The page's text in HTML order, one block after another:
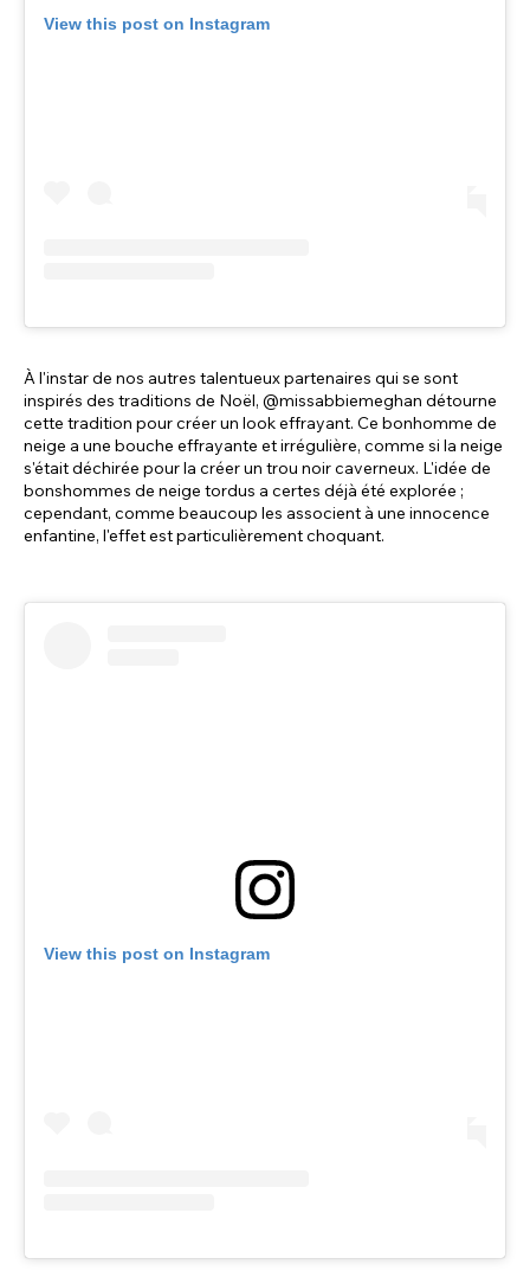
View this post on Instagram
À l'instar de nos autres talentueux partenaires qui se sont
inspirés des traditions de Noël, @missabbiemeghan détourne
cette tradition pour créer un look effrayant. Ce bonhomme de
neige a une bouche effrayante et irrégulière, comme si la neige
s'était déchirée pour la créer un trou noir caverneux. L'idée de
bonshommes de neige tordus a certes déjà été explorée ;
cependant, comme beaucoup les associent à une innocence
enfantine, l'effet est particulièrement choquant.
View this post on Instagram